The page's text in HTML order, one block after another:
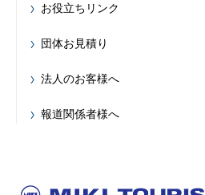
お役立ちリンク
団体お見積り
法人のお客様へ
報道関係者様へ